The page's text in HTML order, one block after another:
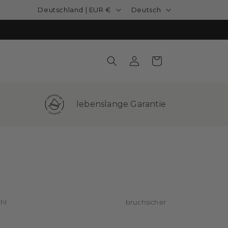
Land/Region
Deutschland | EUR € Sprache
Deutsch
EinloggenWarenkorb
lebenslange Garantie
bruchsicher